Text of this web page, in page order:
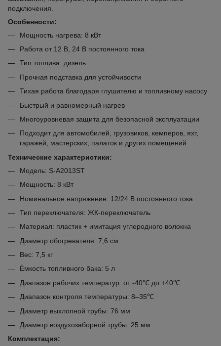
подключения.
Особенности:
Мощность нагрева: 8 кВт
Работа от 12 В, 24 В постоянного тока
Тип топлива: дизель
Прочная подставка для устойчивости
Тихая работа благодаря глушителю и топливному насосу
Быстрый и равномерный нагрев
Многоуровневая защита для безопасной эксплуатации
Подходит для автомобилей, грузовиков, кемперов, яхт,
гаражей, мастерских, палаток и других помещений
Технические характеристики:
Модель: S-A2013ST
Мощность: 8 кВт
Номинальное напряжение: 12/24 В постоянного тока
Тип переключателя: ЖК-переключатель
Материал: пластик + имитация углеродного волокна
Диаметр обогревателя: 7,6 см
Вес: 7,5 кг
Ёмкость топливного бака: 5 л
Диапазон рабочих температур: от -40℃ до +40℃
Диапазон контроля температуры: 8–35℃
Диаметр выхлопной трубы: 76 мм
Диаметр воздухозаборной трубы: 25 мм
Комплектация: